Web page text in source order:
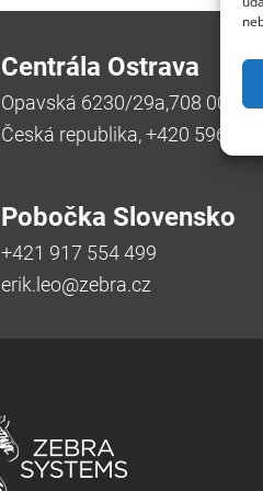
Centrála Ostrava
Opavská 6230/29a,708 00
Česká republika, +420 596 912
Pobočka Slovensko
+421 917 554 499
erik.leo@zebra.cz